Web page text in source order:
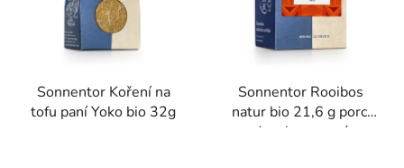
Sonnentor Koření na
tofu paní Yoko bio 32g
Sonnentor Rooibos
natur bio 21,6 g porc.
dvoukomorový